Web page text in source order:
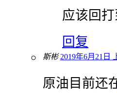
应该回打
回复
斯彬 2019年6月21日
原油目前还